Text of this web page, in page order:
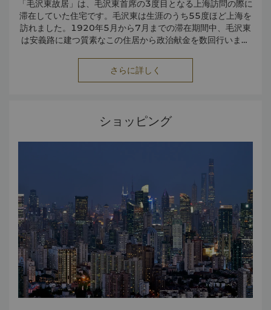
「毛沢東故居」は、毛沢東首席の3度目となる上海訪問の際に
滞在していた住宅です。毛沢東は生涯のうち55度ほど上海を
訪れました。1920年5月から7月までの滞在期間中、毛沢東
は安義路に建つ質素なこの住居から政治献金を数回行いまし
のちに共産党の指導者となった毛沢東はこの住居で紙に筆を
走らせました。紅色旅遊の公式ウェブサイトに現在記載され
す。
静安彫塑公園
静安彫塑公園は、上海の繁華街にある総面積66,000平方メ
は、上海の居住者や訪問者のための文化・娯楽の場となって
さらに詳しく
ショッピング